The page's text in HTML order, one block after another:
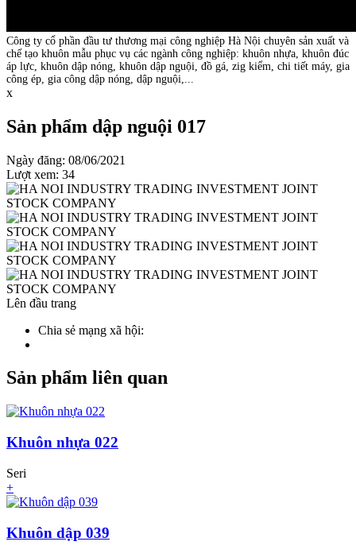
Công ty cổ phần đầu tư thương mại công nghiệp Hà Nội chuyên sản xuất và
chế tạo khuôn mẫu phục vụ các ngành công nghiệp: khuôn nhựa, khuôn đúc
áp lực, khuôn dập nóng, khuôn dập nguội, đồ gá, zig kiểm, chi tiết máy, gia
công ép, gia công dập nóng, dập nguội,...
x
Sản phẩm dập nguội 017
Ngày đăng: 08/06/2021
Lượt xem: 34
Lên đầu trang
Chia sẻ mạng xã hội:
Sản phẩm liên quan
Khuôn nhựa 022
Seri
+
Khuôn dập 039